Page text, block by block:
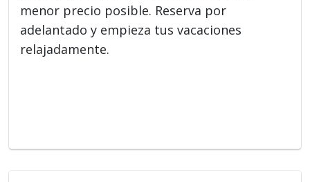
menor precio posible. Reserva por
adelantado y empieza tus vacaciones
relajadamente.